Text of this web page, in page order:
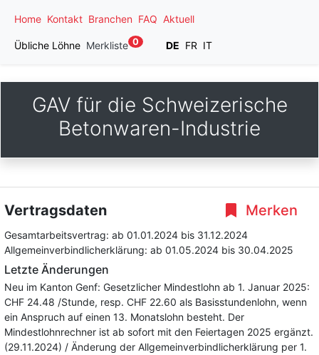
Home Kontakt Branchen FAQ Aktuell
Übliche Löhne Merkliste 0 DE FR IT
GAV für die Schweizerische
Betonwaren-Industrie
Merken
Vertragsdaten
Gesamtarbeitsvertrag: ab 01.01.2024 bis 31.12.2024
Allgemeinverbindlicherklärung: ab 01.05.2024 bis 30.04.2025
Letzte Änderungen
Neu im Kanton Genf: Gesetzlicher Mindestlohn ab 1. Januar 2025:
CHF 24.48 /Stunde, resp. CHF 22.60 als Basisstundenlohn, wenn
ein Anspruch auf einen 13. Monatslohn besteht. Der
Mindestlohnrechner ist ab sofort mit den Feiertagen 2025 ergänzt.
(29.11.2024) / Änderung der Allgemeinverbindlicherklärung per 1.